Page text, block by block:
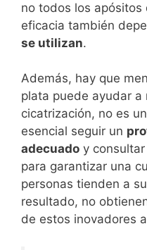
no todos los apósitos
eficacia también
se utilizan.
Además, hay que
plata puede ayudar
cicatrización, no es
esencial seguir un
adecuado y
para garantizar una
personas tienden a
resultado, no
de estos inovadores